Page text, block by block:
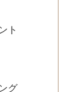
ト
グ